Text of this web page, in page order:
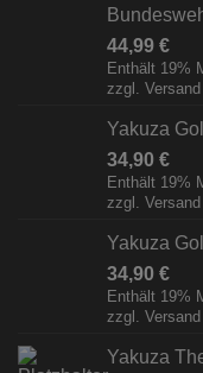
44,99 €
Enthält 19%
zzgl. Versand
Yakuza
34,90 €
Enthält 19%
zzgl. Versand
Yakuza
34,90 €
Enthält 19%
zzgl. Versand
Yakuza